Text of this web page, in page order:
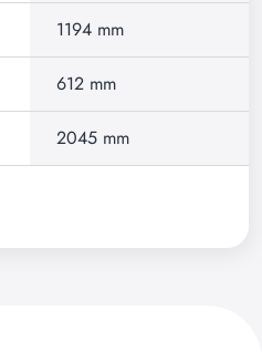
1194 mm
612 mm
2045 mm